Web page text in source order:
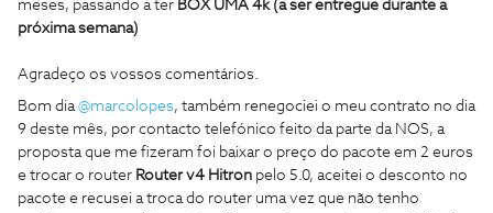
meses, passando a ter BOX UMA 4k (a ser entregue durante a
próxima semana)
Agradeço os vossos comentários.
Bom dia ​@marcolopes, também renegociei o meu contrato no dia
9 deste mês, por contacto telefónico feito da parte da NOS, a
proposta que me fizeram foi baixar o preço do pacote em 2 euros
e trocar o router Router v4 Hitron pelo 5.0, aceitei o desconto no
pacote e recusei a troca do router uma vez que não tenho